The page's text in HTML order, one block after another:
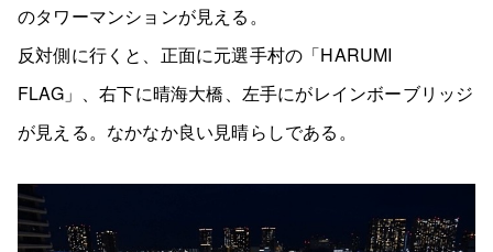
のタワーマンションが見える。
反対側に行くと、正面に元選手村の「HARUMI
FLAG」、右下に晴海大橋、左手にがレインボーブリッジ
が見える。なかなか良い見晴らしである。